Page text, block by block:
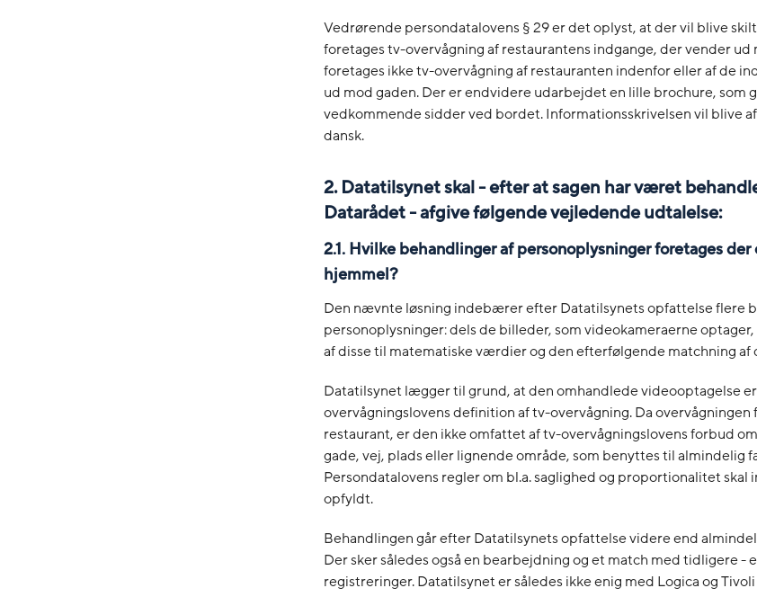
Vedrørende persondatalovens § 29 er det oplyst, at der vil blive
foretages tv-overvågning af restaurantens indgange, der vender ud
foretages ikke tv-overvågning af restauranten indenfor eller af de
ud mod gaden. Der er endvidere udarbejdet en lille brochure, som
vedkommende sidder ved bordet. Informationsskrivelsen vil blive
dansk.
2. Datatilsynet skal - efter at sagen har været
Datarådet - afgive følgende vejledende udtalelse:
2.1. Hvilke behandlinger af personoplysninger foretages
hjemmel?
Den nævnte løsning indebærer efter Datatilsynets opfattelse flere
personoplysninger: dels de billeder, som videokameraerne
af disse til matematiske værdier og den efterfølgende matchning af
Datatilsynet lægger til grund, at den omhandlede videooptagelse
overvågningslovens definition af tv-overvågning. Da overvågningen
restaurant, er den ikke omfattet af tv-overvågningslovens forbud
gade, vej, plads eller lignende område, som benyttes til almindelig
Persondatalovens regler om bl.a. saglighed og proportionalitet
opfyldt.
Behandlingen går efter Datatilsynets opfattelse videre end
Der sker således også en bearbejdning og et match med tidligere -
registreringer. Datatilsynet er således ikke enig med Logica og